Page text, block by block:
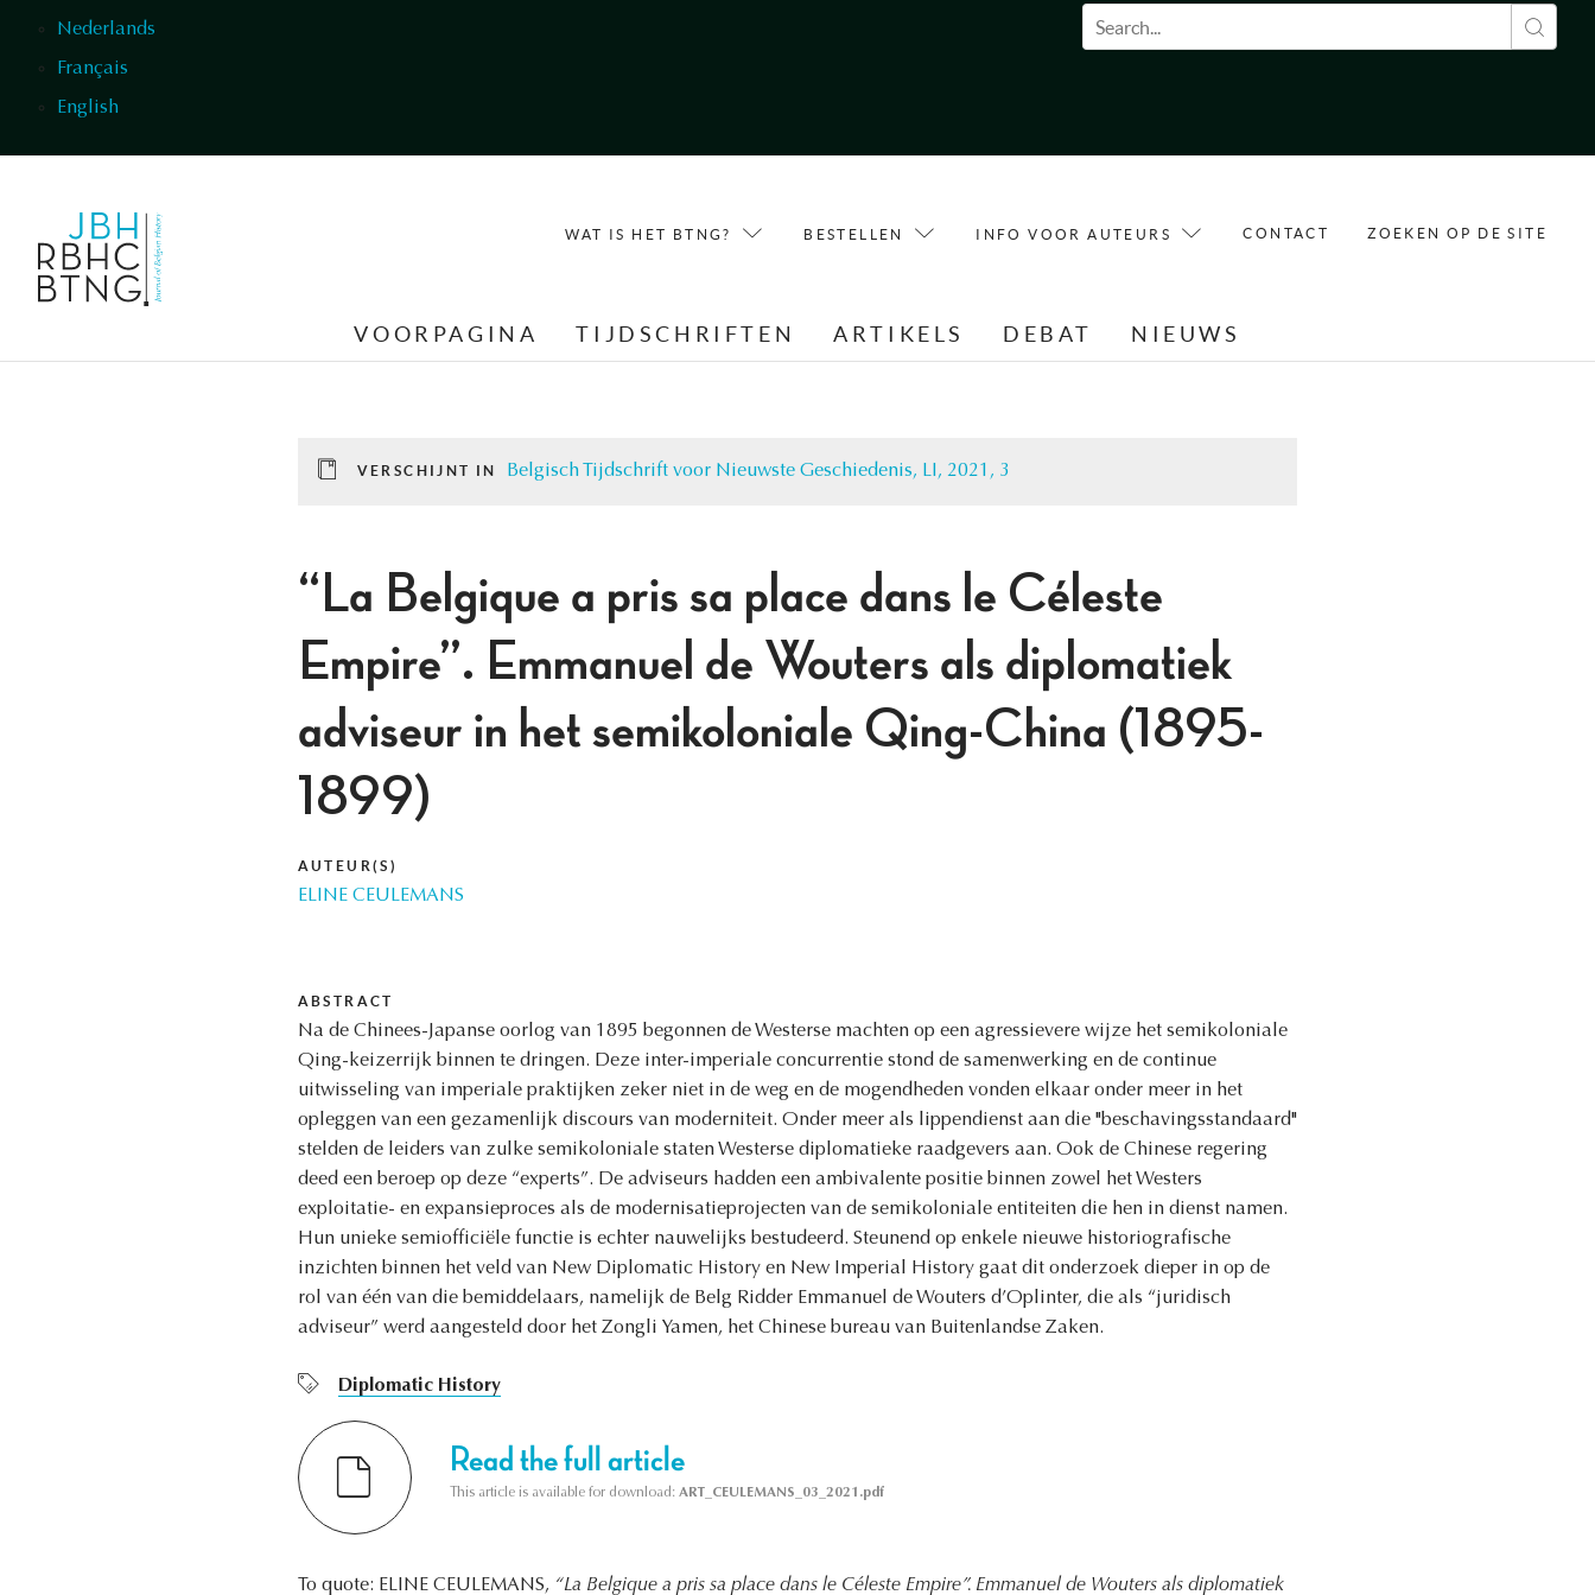
Nederlands
Français
English
Zoekveld
WAT IS HET BTNG? BESTELLEN INFO VOOR AUTEURS CONTACT ZOEKEN OP DE SITE
VOORPAGINA TIJDSCHRIFTEN ARTIKELS DEBAT NIEUWS
VERSCHIJNT IN Belgisch Tijdschrift voor Nieuwste Geschiedenis, LI, 2021, 3
“La Belgique a pris sa place dans le Céleste
Empire”. Emmanuel de Wouters als diplomatiek
adviseur in het semikoloniale Qing-China (1895-
1899)
AUTEUR(S)
ELINE CEULEMANS
ABSTRACT
Na de Chinees-Japanse oorlog van 1895 begonnen de Westerse machten op een agressievere wijze het semikoloniale
Qing-keizerrijk binnen te dringen. Deze inter-imperiale concurrentie stond de samenwerking en de continue
uitwisseling van imperiale praktijken zeker niet in de weg en de mogendheden vonden elkaar onder meer in het
opleggen van een gezamenlijk discours van moderniteit. Onder meer als lippendienst aan die "beschavingsstandaard"
stelden de leiders van zulke semikoloniale staten Westerse diplomatieke raadgevers aan. Ook de Chinese regering
deed een beroep op deze “experts”. De adviseurs hadden een ambivalente positie binnen zowel het Westers
exploitatie- en expansieproces als de modernisatieprojecten van de semikoloniale entiteiten die hen in dienst namen.
Hun unieke semiofficiële functie is echter nauwelijks bestudeerd. Steunend op enkele nieuwe historiografische
inzichten binnen het veld van New Diplomatic History en New Imperial History gaat dit onderzoek dieper in op de
rol van één van die bemiddelaars, namelijk de Belg Ridder Emmanuel de Wouters d’Oplinter, die als “juridisch
adviseur” werd aangesteld door het Zongli Yamen, het Chinese bureau van Buitenlandse Zaken.
Diplomatic History
Read the full article
This article is available for download: ART_CEULEMANS_03_2021.pdf
To quote: ELINE CEULEMANS, “La Belgique a pris sa place dans le Céleste Empire”. Emmanuel de Wouters als diplomatiek